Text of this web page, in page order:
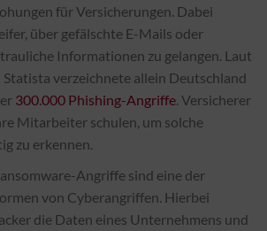
für Versicherungen. Dabei
über gefälschte E-Mails oder
Informationen zu gelangen. Laut
Statista verzeichnete allein Deutschland
300.000 Phishing-Angriffe. Versicherer
Mitarbeiter schulen, um solche
zu erkennen.
Angriffe sind eine der
von Cyberangriffen. Hierbei
die Daten eines Unternehmens und